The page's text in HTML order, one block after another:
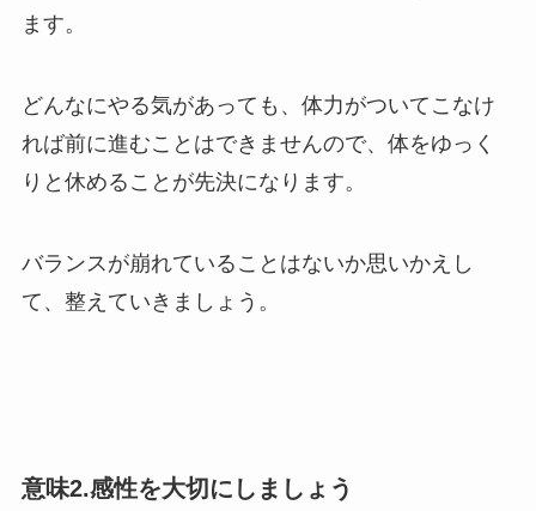
ます。
どんなにやる気があっても、体力がついてこなけ
れば前に進むことはできませんので、体をゆっく
りと休めることが先決になります。
バランスが崩れていることはないか思いかえし
て、整えていきましょう。
意味2.感性を大切にしましょう